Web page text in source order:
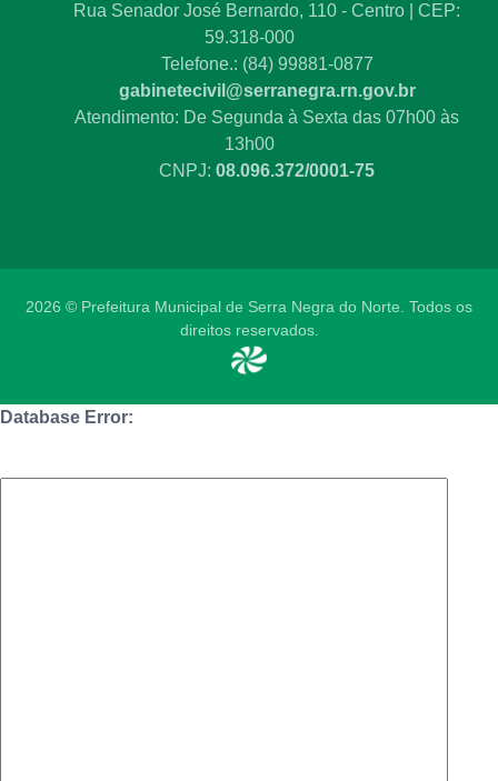
Rua Senador José Bernardo, 110 - Centro | CEP:
59.318-000
Telefone.: (84) 99881-0877
gabinetecivil@serranegra.rn.gov.br
Atendimento: De Segunda à Sexta das 07h00 às
13h00
CNPJ: 08.096.372/0001-75
2026 © Prefeitura Municipal de Serra Negra do Norte. Todos os
direitos reservados.
Database Error: